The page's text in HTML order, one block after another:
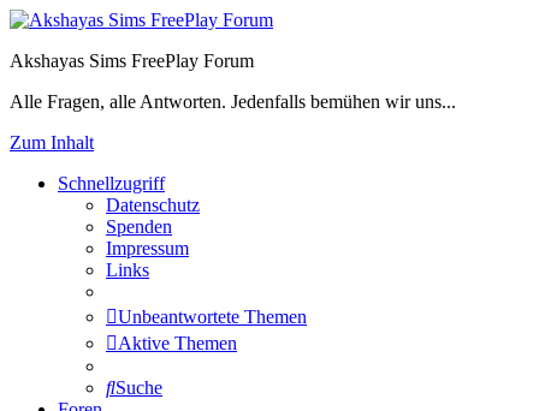
Akshayas Sims FreePlay Forum
Alle Fragen, alle Antworten. Jedenfalls bemühen wir uns...
Zum Inhalt
Schnellzugriff
Datenschutz
Spenden
Impressum
Links
Unbeantwortete Themen
Aktive Themen
Suche